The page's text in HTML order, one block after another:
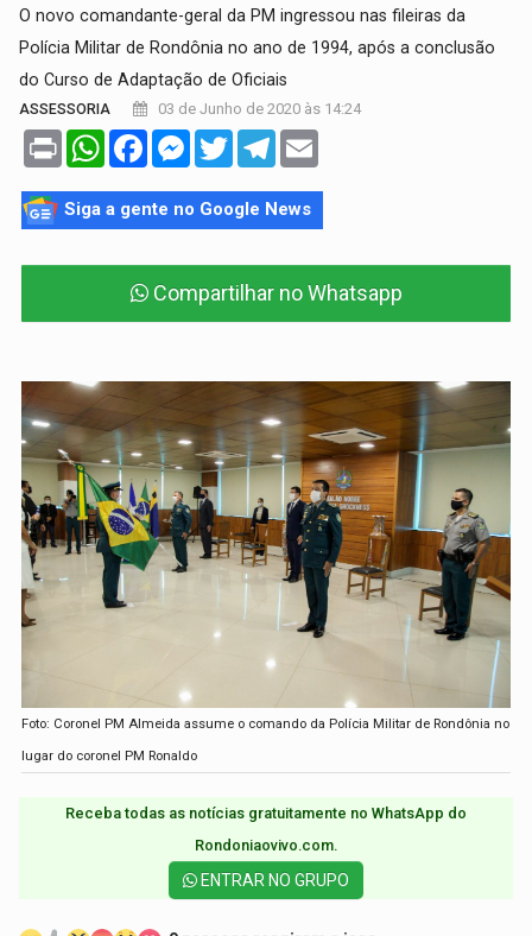
O novo comandante-geral da PM ingressou nas fileiras da
Polícia Militar de Rondônia no ano de 1994, após a conclusão
do Curso de Adaptação de Oficiais
ASSESSORIA 03 de Junho de 2020 às 14:24
Print WhatsAppFacebookMessenger
TwitterTelegram
Siga a gente no Google News
Compartilhar no Whatsapp
Foto: Coronel PM Almeida assume o comando da Polícia Militar de Rondônia no
lugar do coronel PM Ronaldo
Receba todas as notícias gratuitamente no WhatsApp do
Rondoniaovivo.com.​
ENTRAR NO GRUPO